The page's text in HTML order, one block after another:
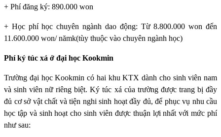
+ Phí đăng ký: 890.000 won
+ Học phí học chuyên ngành dao động: Từ 8.800.000 won đến
11.600.000 won/ nămk(tùy thuộc vào chuyên ngành học)
Phí ký túc xá ở đại học Kookmin
Trường đại học Kookmin có hai khu KTX dành cho sinh viên nam
và sinh viên nữ riêng biệt. Ký túc xá của trường được trang bị đầy
đủ cơ sở vật chất và tiện nghi sinh hoạt đầy đủ, để phục vụ nhu cầu
học tập và sinh hoạt cho sinh viên được thuận lợi nhất với mức phí
như sau: